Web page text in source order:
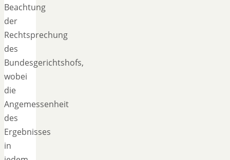
Beachtung
der
Rechtsprechung
des
Bundesgerichtshofs,
wobei
die
Angemessenheit
des
Ergebnisses
in